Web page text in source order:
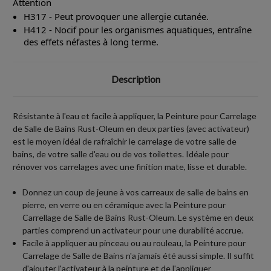
H317 - Peut provoquer une allergie cutanée.
H412 - Nocif pour les organismes aquatiques, entraîne
des effets néfastes à long terme.
Description
Résistante à l'eau et facile à appliquer, la Peinture pour Carrelage
de Salle de Bains Rust-Oleum en deux parties (avec activateur)
est le moyen idéal de rafraîchir le carrelage de votre salle de
bains, de votre salle d'eau ou de vos toilettes. Idéale pour
rénover vos carrelages avec une finition mate, lisse et durable.
Donnez un coup de jeune à vos carreaux de salle de bains en
pierre, en verre ou en céramique avec la Peinture pour
Carrellage de Salle de Bains Rust-Oleum. Le système en deux
parties comprend un activateur pour une durabilité accrue.
Facile à appliquer au pinceau ou au rouleau, la Peinture pour
Carrelage de Salle de Bains n'a jamais été aussi simple. Il suffit
d'ajouter l'activateur à la peinture et de l'appliquer